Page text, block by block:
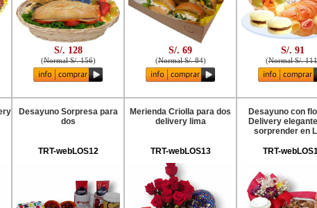
S/. 128
(Normal S/. 156)
S/. 69
(Normal S/. 84)
S/. 91
(Normal S/. 111
Desayuno Sorpresa para
dos
TRT-webLOS12
Merienda Criolla para dos
delivery lima
TRT-webLOS13
Desayuno con
Delivery
sorprender en
TRT-